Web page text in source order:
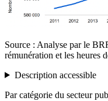
Source : Analyse par le
rémunération et les heures
Description accessible
Par catégorie du secteur